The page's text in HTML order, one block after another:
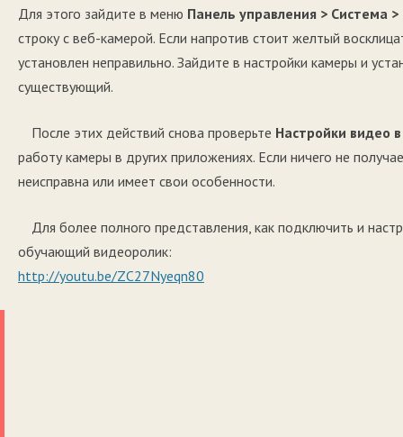
Для этого зайдите в меню Панель управления > Система
строку с веб-камерой. Если напротив стоит желтый
установлен неправильно. Зайдите в настройки камеры и
существующий.
После этих действий снова проверьте Настройки видео
работу камеры в других приложениях. Если ничего не
неисправна или имеет свои особенности.
Для более полного представления, как подключить и
обучающий видеоролик:
http://youtu.be/ZC27Nyeqn80